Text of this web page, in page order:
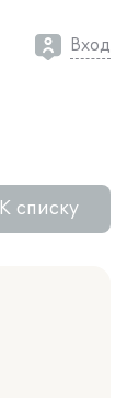
Вход
К списку